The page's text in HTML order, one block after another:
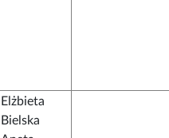
Elżbieta
Bielska